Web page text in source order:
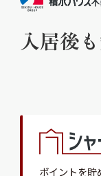
入居後
ポイントを貯